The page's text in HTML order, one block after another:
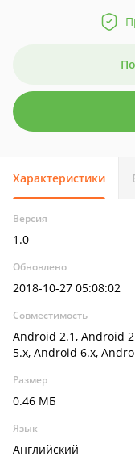
Характеристики
Версия
1.0
Обновлено
2018-10-27 05:08:02
Совместимость
Android 2.1, Android
5.x, Android 6.x,
Размер
0.46 МБ
Язык
Английский